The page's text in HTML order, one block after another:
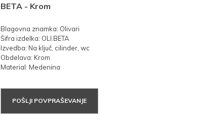
BETA - Krom
Blagovna znamka: Olivari
Šifra izdelka: OLI.BETA
Izvedba: Na ključ, cilinder, wc
Obdelava: Krom
Material: Medenina
POŠLJI POVPRAŠEVANJE